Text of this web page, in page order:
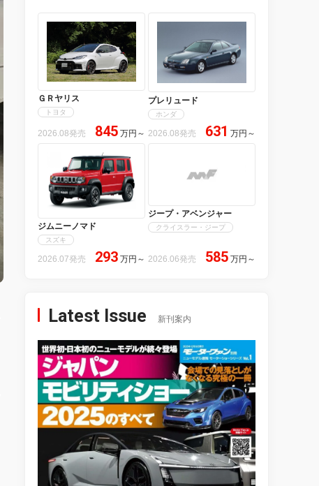
ＧＲヤリス
トヨタ
2026.08発売 845 万円 ～
プレリュード
ホンダ
2026.08発売 631 万円 ～
ジムニーノマド
スズキ
2026.07発売 293 万円 ～
ジープ・アベンジャー
クライスラー・ジープ
2026.06発売 585 万円 ～
Latest Issue 新刊案内